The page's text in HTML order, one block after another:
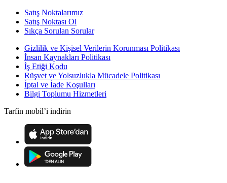
Satış Noktalarımız
Satış Noktası Ol
Sıkça Sorulan Sorular
Gizlilik ve Kişisel Verilerin Korunması Politikası
İnsan Kaynakları Politikası
İş Etiği Kodu
Rüşvet ve Yolsuzlukla Mücadele Politikası
İptal ve İade Koşulları
Bilgi Toplumu Hizmetleri
Tarfin mobil’i indirin